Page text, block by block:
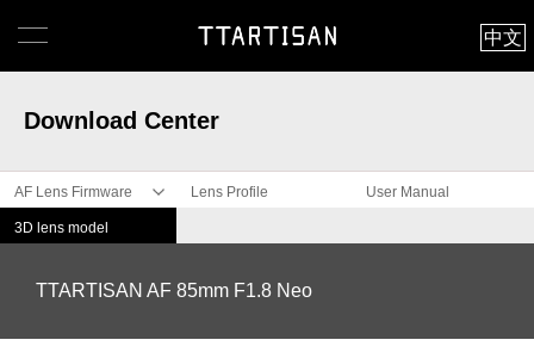
Download Center
AF Lens Firmware Lens Profile User Manual
3D lens model
TTARTISAN AF 85mm F1.8 Neo
中文